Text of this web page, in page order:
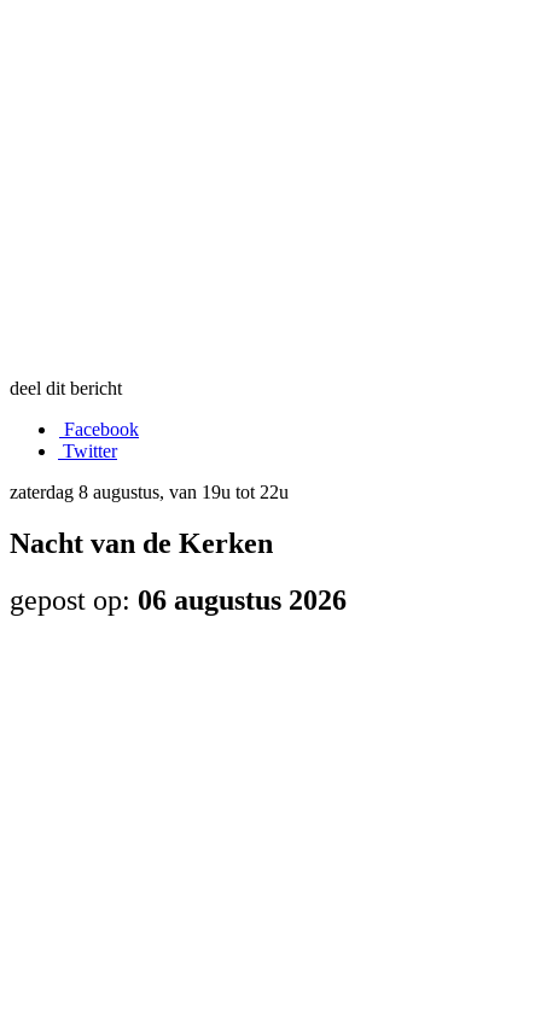
deel dit bericht
Facebook
Twitter
zaterdag 8 augustus, van 19u tot 22u
Nacht van de Kerken
gepost op: 06 augustus 2026